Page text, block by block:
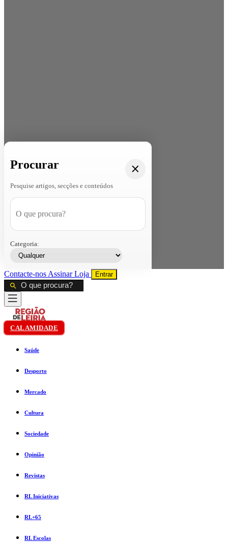
Procurar
Pesquise artigos, secções e conteúdos
Categoria:
Contacte-nos AssinarLoja Entrar
CALAMIDADE
Saúde
Desporto
Mercado
Cultura
Sociedade
Opinião
Revistas
RL Iniciativas
RL+65
RL Escolas